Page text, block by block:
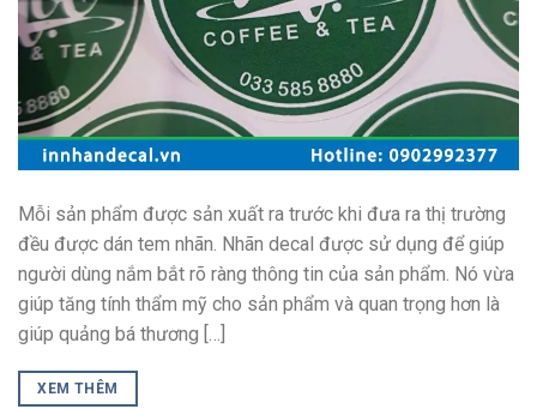
Mỗi sản phẩm được sản xuất ra trước khi đưa ra thị trường
đều được dán tem nhãn. Nhãn decal được sử dụng để giúp
người dùng nắm bắt rõ ràng thông tin của sản phẩm. Nó vừa
giúp tăng tính thẩm mỹ cho sản phẩm và quan trọng hơn là
giúp quảng bá thương […]
XEM THÊM